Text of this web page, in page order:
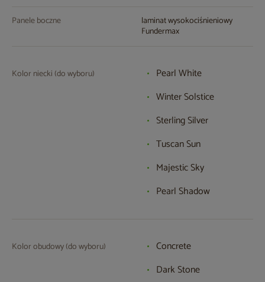
Panele boczne laminat wysokociśnieniowy
Fundermax
Kolor niecki (do wyboru)
Pearl White
Winter Solstice
Sterling Silver
Tuscan Sun
Majestic Sky
Pearl Shadow
Kolor obudowy (do wyboru)
Concrete
Dark Stone